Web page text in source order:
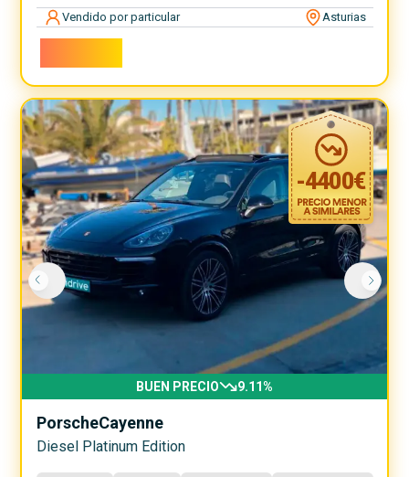
Vendido por particular Asturias
-4400€
BUEN PRECIO 9.11%
PorscheCayenne
Diesel Platinum Edition